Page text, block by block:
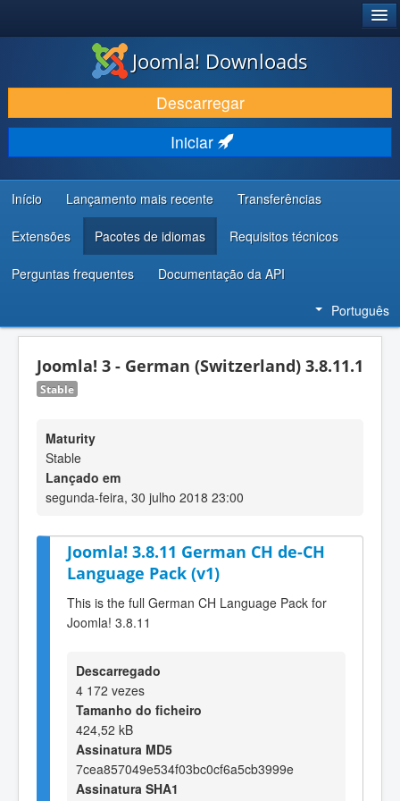
DESCARREGAR E EVOLUIR
DESCOBRIR E APRENDER
COMUNIDADE E SUPORTE
RECURSOS PARA PROGRAMADORES
Joomla! Downloads
Descarregar
Iniciar
Início Lançamento mais recente Transferências
Extensões Pacotes de idiomas Requisitos técnicos
Perguntas frequentes Documentação da API
Português
Joomla! 3 - German (Switzerland) 3.8.11.1
Stable
Maturity
Stable
Lançado em
segunda-feira, 30 julho 2018 23:00
Joomla! 3.8.11 German CH de-CH
Language Pack (v1)
This is the full German CH Language Pack for
Joomla! 3.8.11
Descarregado
4 172 vezes
Tamanho do ficheiro
424,52 kB
Assinatura MD5
7cea857049e534f03bc0cf6a5cb3999e
Assinatura SHA1